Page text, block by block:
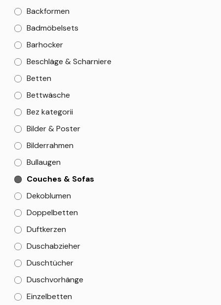
Backformen
Badmöbelsets
Barhocker
Beschläge & Scharniere
Betten
Bettwäsche
Bez kategorii
Bilder & Poster
Bilderrahmen
Bullaugen
Couches & Sofas
Dekoblumen
Doppelbetten
Duftkerzen
Duschabzieher
Duschtücher
Duschvorhänge
Einzelbetten